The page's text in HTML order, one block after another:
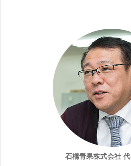
石橋青果株式会社